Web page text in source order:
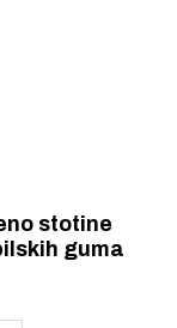
stotine
guma